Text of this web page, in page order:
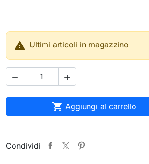
 Ultimi articoli in magazzino
 
 Aggiungi al carrello
Condividi